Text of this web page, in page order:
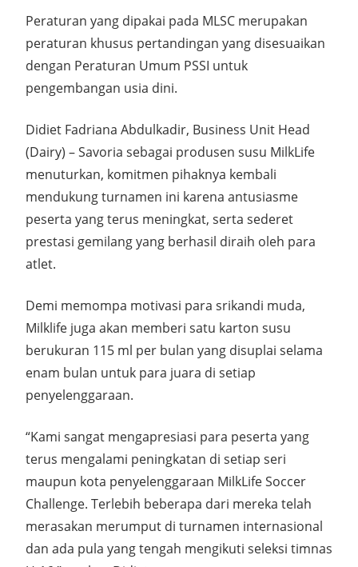
Peraturan yang dipakai pada MLSC merupakan
peraturan khusus pertandingan yang disesuaikan
dengan Peraturan Umum PSSI untuk
pengembangan usia dini.
Didiet Fadriana Abdulkadir, Business Unit Head
(Dairy) – Savoria sebagai produsen susu MilkLife
menuturkan, komitmen pihaknya kembali
mendukung turnamen ini karena antusiasme
peserta yang terus meningkat, serta sederet
prestasi gemilang yang berhasil diraih oleh para
atlet.
Demi memompa motivasi para srikandi muda,
Milklife juga akan memberi satu karton susu
berukuran 115 ml per bulan yang disuplai selama
enam bulan untuk para juara di setiap
penyelenggaraan.
“Kami sangat mengapresiasi para peserta yang
terus mengalami peningkatan di setiap seri
maupun kota penyelenggaraan MilkLife Soccer
Challenge. Terlebih beberapa dari mereka telah
merasakan merumput di turnamen internasional
dan ada pula yang tengah mengikuti seleksi timnas